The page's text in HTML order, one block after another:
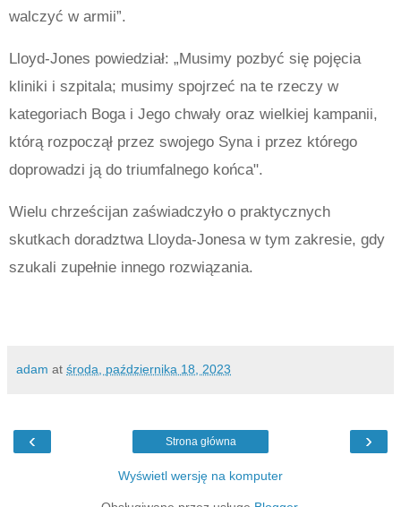
walczyć w armii”.
Lloyd-Jones powiedział: „Musimy pozbyć się pojęcia
kliniki i szpitala; musimy spojrzeć na te rzeczy w
kategoriach Boga i Jego chwały oraz wielkiej kampanii,
którą rozpoczął przez swojego Syna i przez którego
doprowadzi ją do triumfalnego końca".
Wielu chrześcijan zaświadczyło o praktycznych
skutkach doradztwa Lloyda-Jonesa w tym zakresie, gdy
szukali zupełnie innego rozwiązania.
adam at środa, października 18, 2023
‹ ›
Strona główna
Wyświetl wersję na komputer